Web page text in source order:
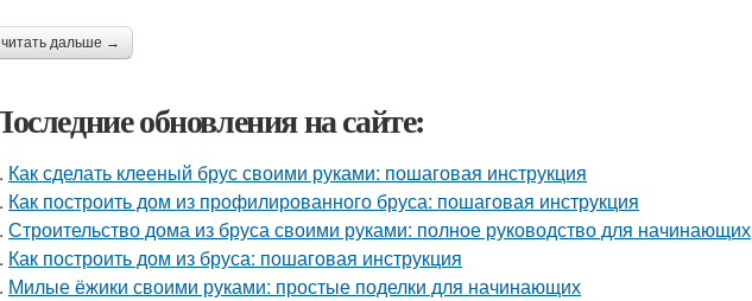
читать дальше →
обновления на сайте:
Как сделать клееный брус своими руками: пошаговая инструкция
Как построить дом из профилированного бруса: пошаговая инструкция
Строительство дома из бруса своими руками: полное руководство для начинающих
Как построить дом из бруса: пошаговая инструкция
Милые ёжики своими руками: простые поделки для начинающих